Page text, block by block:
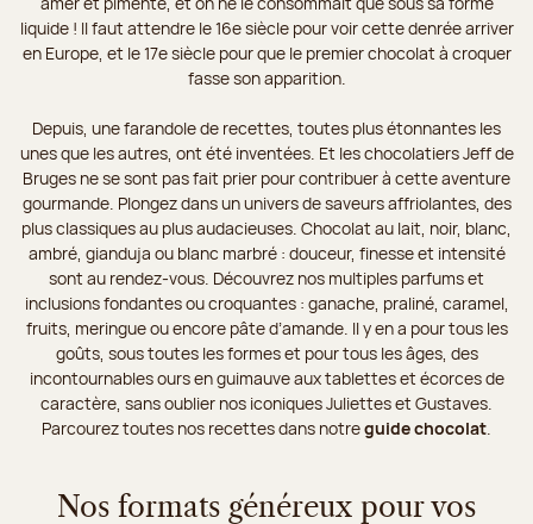
liquide ! Il faut attendre le 16e siècle pour voir cette denrée arriver
en Europe, et le 17e siècle pour que le premier chocolat à croquer
fasse son apparition.
Depuis, une farandole de recettes, toutes plus étonnantes les
unes que les autres, ont été inventées. Et les chocolatiers Jeff de
Bruges ne se sont pas fait prier pour contribuer à cette aventure
gourmande. Plongez dans un univers de saveurs affriolantes, des
plus classiques au plus audacieuses. Chocolat au lait, noir, blanc,
ambré, gianduja ou blanc marbré : douceur, finesse et intensité
sont au rendez-vous. Découvrez nos multiples parfums et
inclusions fondantes ou croquantes : ganache, praliné, caramel,
fruits, meringue ou encore pâte d’amande. Il y en a pour tous les
goûts, sous toutes les formes et pour tous les âges, des
incontournables ours en guimauve aux tablettes et écorces de
caractère, sans oublier nos iconiques Juliettes et Gustaves.
Parcourez toutes nos recettes dans notreguide chocolat
Nos formats généreux pour vos